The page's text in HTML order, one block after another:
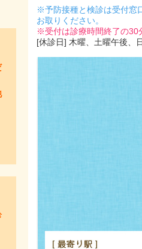
※予防接種と検診は受付窓
お取りください。
※受付は診療時間終了の30
[休診日] 木曜、土曜午後、